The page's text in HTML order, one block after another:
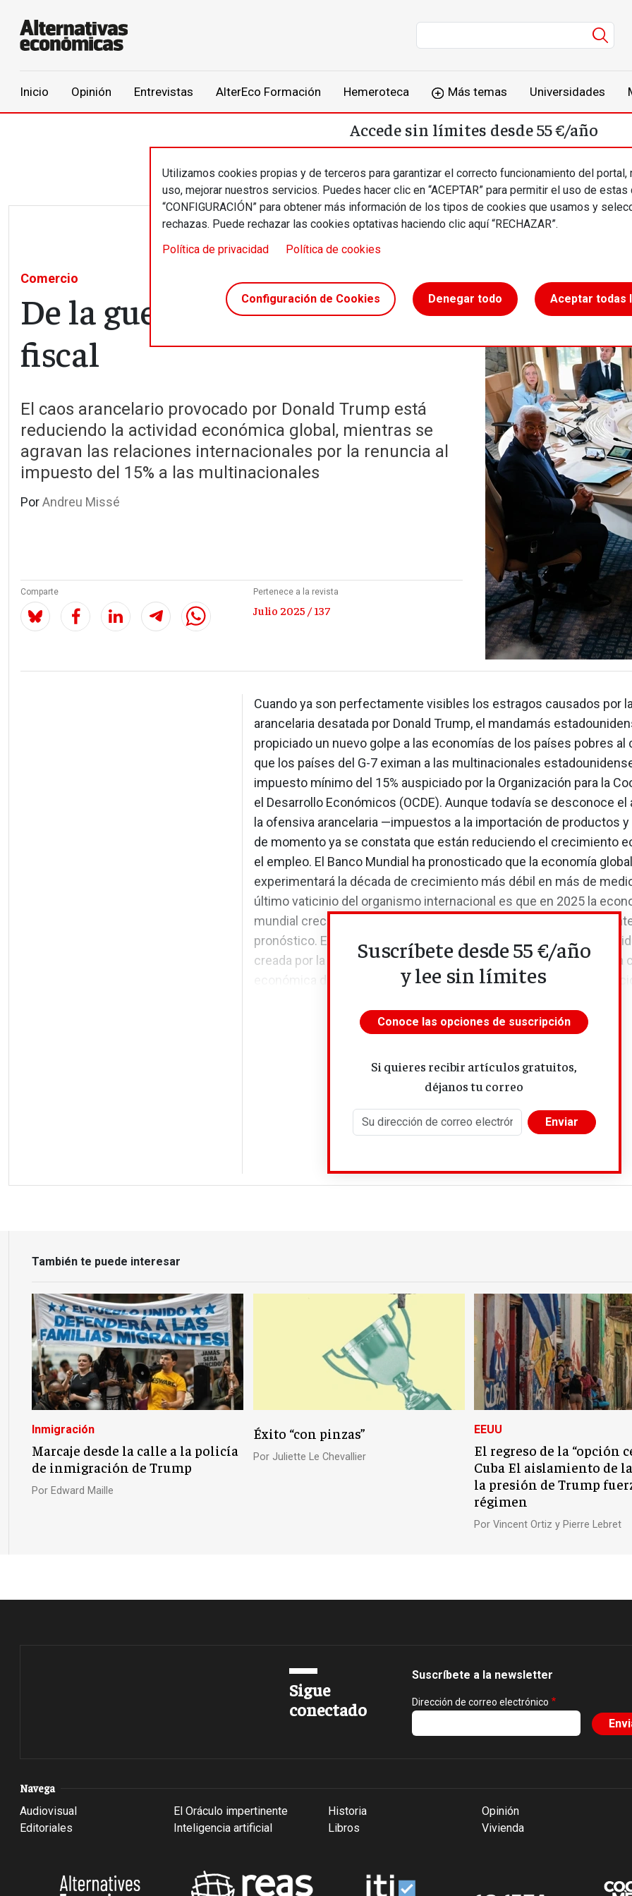
Inicio Opinión Entrevistas AlterEco Formación Hemeroteca Más temas Universidades
Utilizamos cookies propias y de terceros para garantizar el correcto funcionamiento del
uso, mejorar nuestros servicios. Puedes hacer clic en “ACEPTAR” para permitir el uso de
“CONFIGURACIÓN” para obtener más información de los tipos de cookies que usamos y
rechazas. Puede rechazar las cookies optativas haciendo clic aquí “RECHAZAR”.
Política de privacidad
Política de cookies
Configuración de Cookies Denegar todo Aceptar todas
Accede sin límites desde 55 €/año
Comercio
De la guerra comercial a la
fiscal
El caos arancelario provocado por Donald Trump está
reduciendo la actividad económica global, mientras se
agravan las relaciones internacionales por la renuncia al
impuesto del 15% a las multinacionales
PorAndreu Missé
Comparte Pertenece a la revista
Julio 2025 / 137
Cuando ya son perfectamente visibles los estragos causados por
arancelaria desatada por Donald Trump, el mandamás
propiciado un nuevo golpe a las economías de los países pobres al
que los países del G-7 eximan a las multinacionales
impuesto mínimo del 15% auspiciado por la Organización para la
el Desarrollo Económicos (OCDE). Aunque todavía se desconoce el
la ofensiva arancelaria —impuestos a la importación de productos
de momento ya se constata que están reduciendo el crecimiento
el empleo. El Banco Mundial ha pronosticado que la economía global
experimentará la década de crecimiento más débil en más de
último vaticinio del organismo internacional es que en 2025 la
mundial crecerá tan solo el 2,3%, cuatro décimas menos que el
pronóstico. EE UU aparece como el primer perjudicado de la
creada por la errática política arancelaria de su presidente, con una
económica del 0,5% entre enero y marzo de este año. La
Suscríbete desde 55 €/año
y lee sin límites
Conoce las opciones de suscripción
Si quieres recibir artículos gratuitos,
déjanos tu correo
También te puede interesar
Inmigración
Marcaje desde la calle a la policía
de inmigración de Trump
Por Edward Maille
Éxito “con pinzas”
Por Juliette Le Chevallier
EEUU
El regreso de la “opción
Cuba El aislamiento de
la presión de Trump
régimen
Por Vincent Ortiz y Pierre Lebret
Sigue
conectado
Suscríbete a la newsletter
Dirección de correo electrónico
Navega
Audiovisual
Editoriales
El Oráculo impertinente
Inteligencia artificial
Historia
Libros
Opinión
Vivienda